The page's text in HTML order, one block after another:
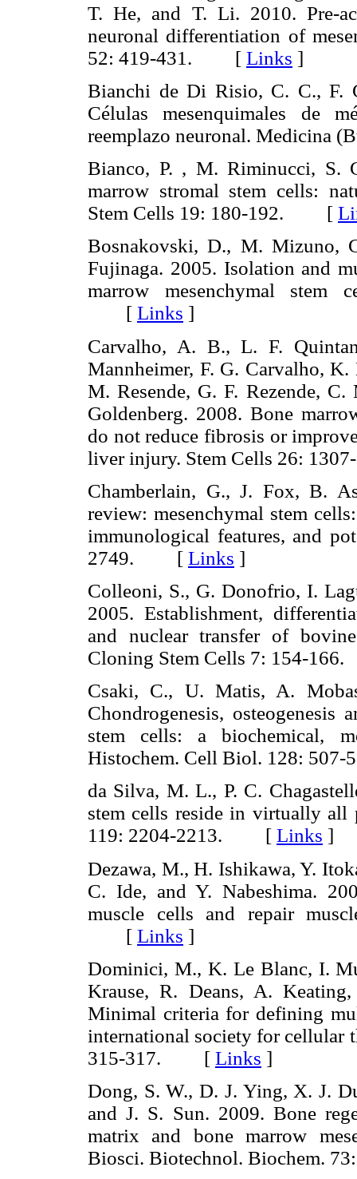
T. He, and T. Li. 2010. Pre-
neuronal differentiation of
52: 419-431. [ Links ]
Bianchi de Di Risio, C. C., F.
Células mesenquimales de
reemplazo neuronal.
Bianco, P. , M. Riminucci, S.
marrow stromal stem cells:
Stem Cells 19: 180-192. [
Bosnakovski, D., M. Mizuno,
Fujinaga. 2005. Isolation and
marrow mesenchymal stem
[ Links ]
Carvalho, A. B., L. F.
Mannheimer, F. G. Carvalho,
M. Resende, G. F. Rezende,
Goldenberg. 2008. Bone
do not reduce fibrosis or
liver injury. Stem Cells 26:
Chamberlain, G., J. Fox, B.
review: mesenchymal stem
immunological features, and
2749. [ Links ]
Colleoni, S., G. Donofrio, I.
2005. Establishment,
and nuclear transfer of
Cloning Stem Cells 7: 154-
Csaki, C., U. Matis, A.
Chondrogenesis, osteogenesis
stem cells: a biochemical,
Histochem. Cell Biol. 128:
da Silva, M. L., P. C.
stem cells reside in virtually all
119: 2204-2213. [ Links ]
Dezawa, M., H. Ishikawa, Y.
C. Ide, and Y. Nabeshima.
muscle cells and repair
[ Links ]
Dominici, M., K. Le Blanc, I.
Krause, R. Deans, A.
Minimal criteria for defining
international society for cellular
315-317. [ Links ]
Dong, S. W., D. J. Ying, X. J.
and J. S. Sun. 2009. Bone
matrix and bone marrow
Biosci. Biotechnol.